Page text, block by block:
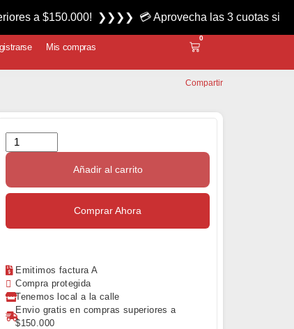
Mis compras
0
Compartir
Añadir al carrito
Comprar Ahora
Emitimos factura A
Compra protegida
Tenemos local a la calle
Envio gratis en compras superiores a
$150.000
❯❯❯❯ 💳 Aprovecha las 3 cuotas sin interés